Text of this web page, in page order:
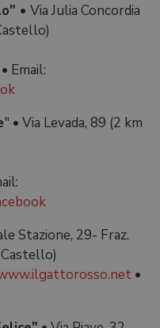
• Via Julia Concordia
• Email:
" • Via Levada, 89 (2 km
Stazione, 29- Fraz.
•